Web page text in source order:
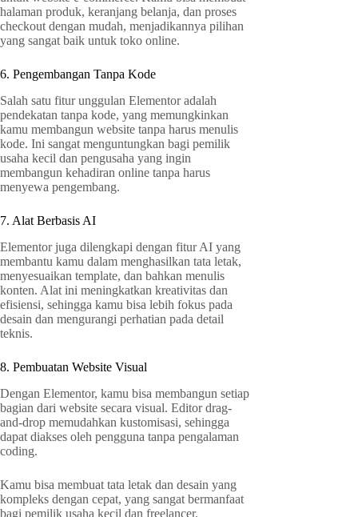
halaman produk, keranjang belanja, dan proses
checkout dengan mudah, menjadikannya pilihan
yang sangat baik untuk toko online.
6. Pengembangan Tanpa Kode
Salah satu fitur unggulan Elementor adalah
pendekatan tanpa kode, yang memungkinkan
kamu membangun website tanpa harus menulis
kode. Ini sangat menguntungkan bagi pemilik
usaha kecil dan pengusaha yang ingin
membangun kehadiran online tanpa harus
menyewa pengembang.
7. Alat Berbasis AI
Elementor juga dilengkapi dengan fitur AI yang
membantu kamu dalam menghasilkan tata letak,
menyesuaikan template, dan bahkan menulis
konten. Alat ini meningkatkan kreativitas dan
efisiensi, sehingga kamu bisa lebih fokus pada
desain dan mengurangi perhatian pada detail
teknis.
8. Pembuatan Website Visual
Dengan Elementor, kamu bisa membangun setiap
bagian dari website secara visual. Editor drag-
and-drop memudahkan kustomisasi, sehingga
dapat diakses oleh pengguna tanpa pengalaman
coding.
Kamu bisa membuat tata letak dan desain yang
kompleks dengan cepat, yang sangat bermanfaat
bagi pemilik usaha kecil dan freelancer.